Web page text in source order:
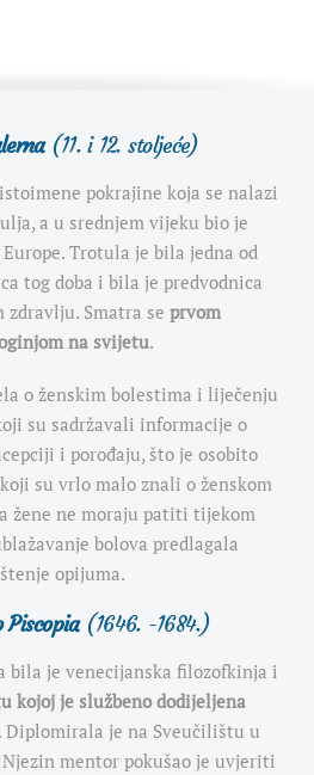
(11. i 12. stoljeće)
pokrajine koja se nalazi
a u srednjem vijeku bio je
Trotula je bila jedna od
tog doba i bila je predvodnica
zdravlju. Smatra se prvom
na svijetu.
o ženskim bolestima i liječenju
su sadržavali informacije o
i porođaju, što je osobito
su vrlo malo znali o ženskom
žene ne moraju patiti tijekom
bolova predlagala
opijuma.
Piscopia(1646. -1684.)
bila je venecijanska filozofkinja i
kojoj je službeno dodijeljena
Diplomirala je na Sveučilištu u
Njezin mentor pokušao je uvjeriti